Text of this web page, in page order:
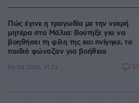
Πώς έγινε η τραγωδία με την νεκρή
μητέρα στα Μάλια: Βούτηξε για να
βοηθήσει τη φίλη της και πνίγηκε, τα
παιδιά φώναζαν για βοήθεια
06.08.2026, 21:23 53